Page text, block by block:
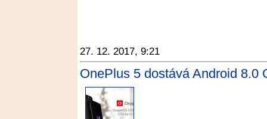
27. 12. 2017, 9:21
OnePlus 5 dostává Android 8.0